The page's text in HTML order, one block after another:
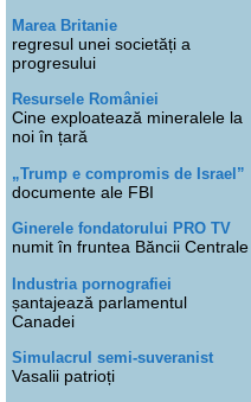
Marea Britanie
regresul unei societăți a
progresului
Resursele României
Cine exploatează mineralele la
noi în țară
„Trump e compromis de Israel”
documente ale FBI
Ginerele fondatorului PRO TV
numit în fruntea Băncii Centrale
Industria pornografiei
șantajează parlamentul
Canadei
Simulacrul semi-suveranist
Vasalii patrioți